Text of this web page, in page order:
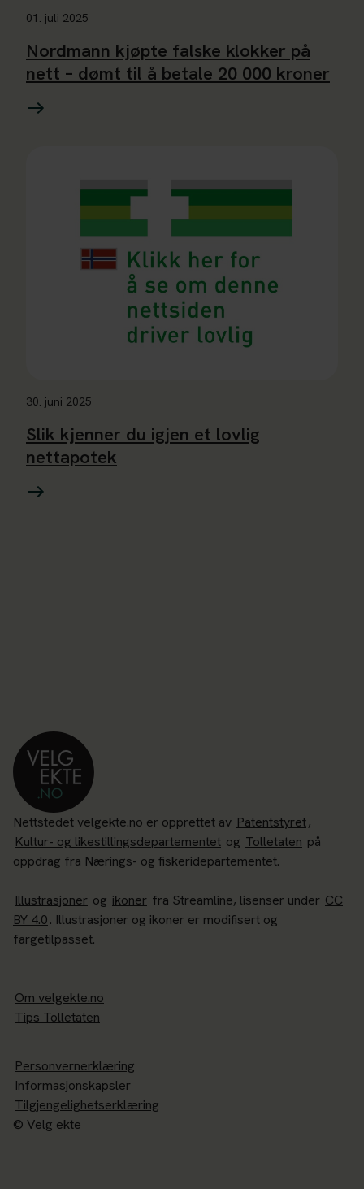
01. juli 2025
Nordmann kjøpte falske klokker på
nett – dømt til å betale 20 000 kroner
30. juni 2025
Slik kjenner du igjen et lovlig
nettapotek
Nettstedet velgekte.no er opprettet av Patentstyret,
Kultur- og likestillingsdepartementet og Tolletaten på
oppdrag fra Nærings- og fiskeridepartementet.
Illustrasjoner og ikoner fra Streamline, lisenser under CC
BY 4.0. Illustrasjoner og ikoner er modifisert og
fargetilpasset.
Om velgekte.no
Tips Tolletaten
Personvernerklæring
Informasjonskapsler
Tilgjengelighetserklæring
© Velg ekte